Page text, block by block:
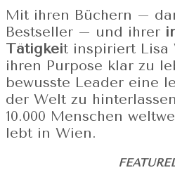
Mit ihren Büchern –
Bestseller – und ihrer
Tätigkeit inspiriert Lisa
ihren Purpose klar zu
bewusste Leader eine
der Welt zu
10.000 Menschen
lebt in Wien.